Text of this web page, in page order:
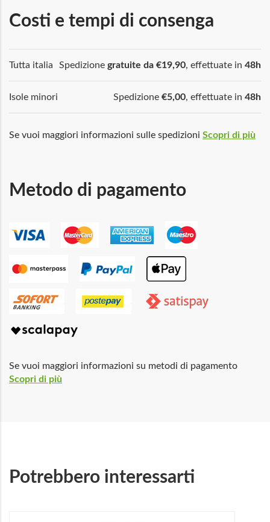
Costi e tempi di consenga
Tutta italia Spedizione gratuite da €19,90, effettuate in 48h
Isole minori Spedizione €5,00, effettuate in 48h
Se vuoi maggiori informazioni sulle spedizioni Scopri di più
Metodo di pagamento
Se vuoi maggiori informazioni su metodi di pagamento
Scopri di più
Potrebbero interessarti